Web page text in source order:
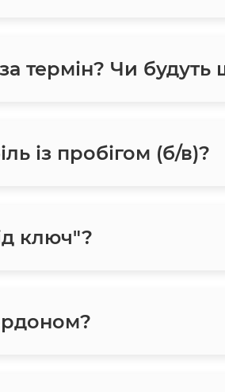
термін? Чи будуть
із пробігом (б/в)?
ключ"?